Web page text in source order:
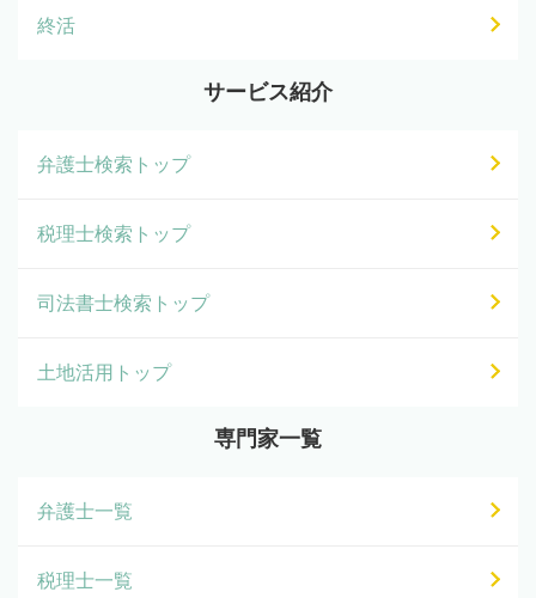
終活
サービス紹介
弁護士検索トップ
税理士検索トップ
司法書士検索トップ
土地活用トップ
専門家一覧
弁護士一覧
税理士一覧